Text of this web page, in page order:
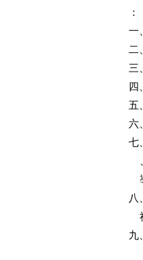
：
一
二
三
四
五
六
七
八
九